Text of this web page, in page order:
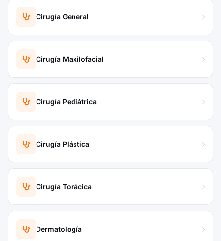
Cirugía General
Cirugía Maxilofacial
Cirugía Pediátrica
Cirugía Plástica
Cirugía Torácica
Dermatología